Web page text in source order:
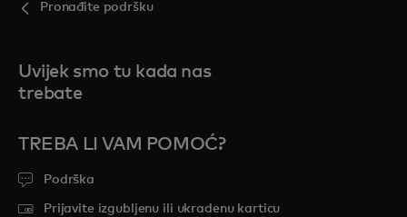
Pronađite podršku
Uvijek smo tu kada nas
trebate
TREBA LI VAM POMOĆ?
Podrška
Prijavite izgubljenu ili ukradenu karticu